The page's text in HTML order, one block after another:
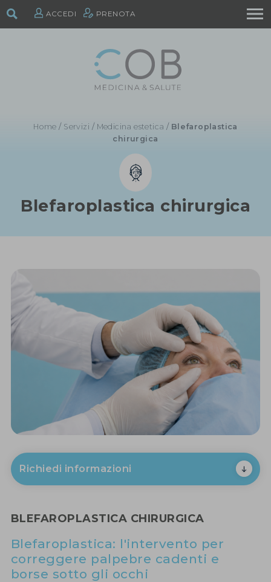
ACCEDI PRENOTA
Home / Servizi / Medicina estetica / Blefaroplastica
chirurgica
Blefaroplastica chirurgica
Richiedi informazioni
BLEFAROPLASTICA CHIRURGICA
Blefaroplastica: l'intervento per
correggere palpebre cadenti e
borse sotto gli occhi